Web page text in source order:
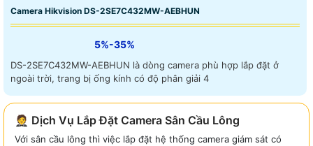
Camera Hikvision DS-2SE7C432MW-AEBHUN
5%-35%
DS-2SE7C432MW-AEBHUN là dòng camera phù hợp lắp đặt ở
ngoài trời, trang bị ống kính có độ phân giải 4
🤵 Dịch Vụ Lắp Đặt Camera Sân Cầu Lông
Với sân cầu lông thì việc lắp đặt hệ thống camera giám sát có